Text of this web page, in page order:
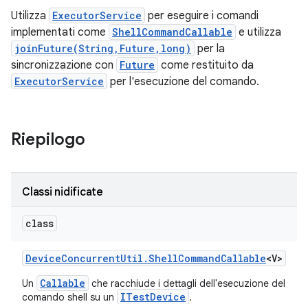
Utilizza ExecutorService per eseguire i comandi
implementati come ShellCommandCallable e utilizza
joinFuture(String,Future,long) per la
sincronizzazione con Future come restituito da
ExecutorService per l'esecuzione del comando.
Riepilogo
Classi nidificate
class
DeviceConcurrentUtil .ShellCommandCallable<V>
Un Callable che racchiude i dettagli dell'esecuzione del
comando shell su un
ITestDevice .